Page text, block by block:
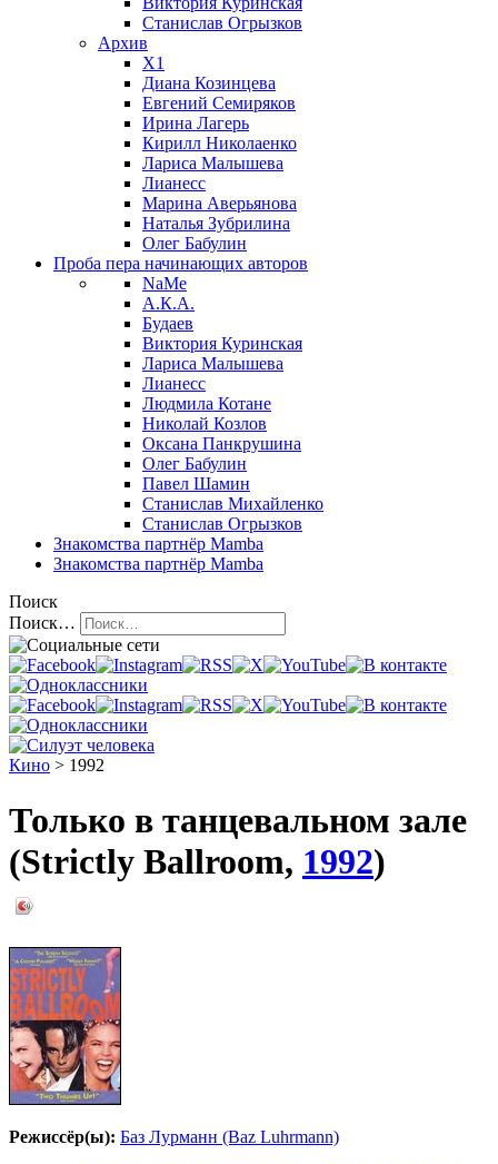
Станислав Огрызков
Архив
X1
Диана Козинцева
Евгений Семиряков
Ирина Лагерь
Кирилл Николаенко
Лариса Малышева
Лианесс
Марина Аверьянова
Наталья Зубрилина
Олег Бабулин
Проба пера начинающих авторов
NaMe
А.К.А.
Будаев
Виктория Куринская
Лариса Малышева
Лианесс
Людмила Котане
Николай Козлов
Оксана Панкрушина
Олег Бабулин
Павел Шамин
Станислав Михайленко
Станислав Огрызков
Знакомства партнёр Mamba
Знакомства партнёр Mamba
Поиск
Поиск…
Кино > 1992
Только в танцевальном зале
(Strictly Ballroom, 1992)
Режиссёр(ы): Баз Лурманн (Baz Luhrmann)